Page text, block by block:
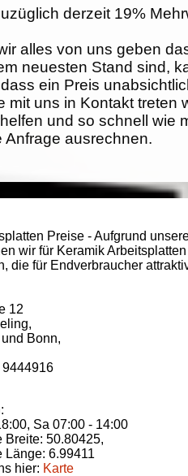
derzeit 19%
alles von uns geben
neuesten Stand sind,
ein Preis
mit uns in Kontakt treten
und so schnell wie
Anfrage ausrechnen.
Preise - Aufgrund
wir für Keramik Arbeitsplatten
die für Endverbraucher
12
,
Bonn,
Sa 07:00 - 14:00
Breite: 50.80425,
Länge: 6.99411
hier: Karte